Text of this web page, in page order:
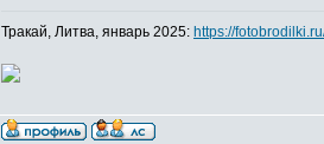
Тракай, Литва, январь 2025: https://